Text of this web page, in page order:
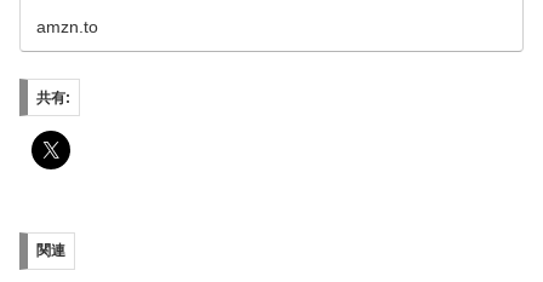
amzn.to
共有:
関連